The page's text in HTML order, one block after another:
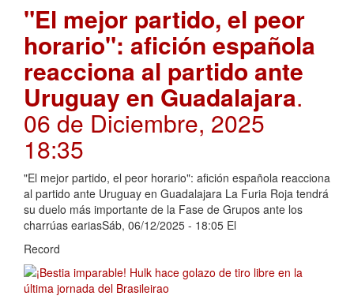
"El mejor partido, el peor
horario": afición española
reacciona al partido ante
Uruguay en Guadalajara.
06 de Diciembre, 2025
18:35
"El mejor partido, el peor horario": afición española reacciona
al partido ante Uruguay en Guadalajara La Furia Roja tendrá
su duelo más importante de la Fase de Grupos ante los
charrúas eariasSáb, 06/12/2025 - 18:05 El
Record